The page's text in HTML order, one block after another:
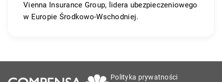
Vienna Insurance Group, lidera ubezpieczeniowego
w Europie Środkowo-Wschodniej.
Polityka prywatności